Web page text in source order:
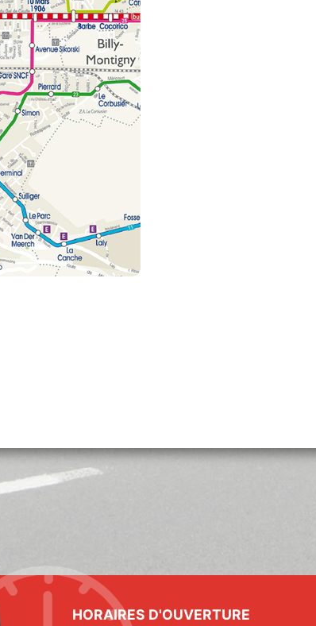
HORAIRES D'OUVERTURE